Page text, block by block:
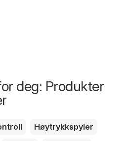
deg: Produkter
Høytrykkspyler